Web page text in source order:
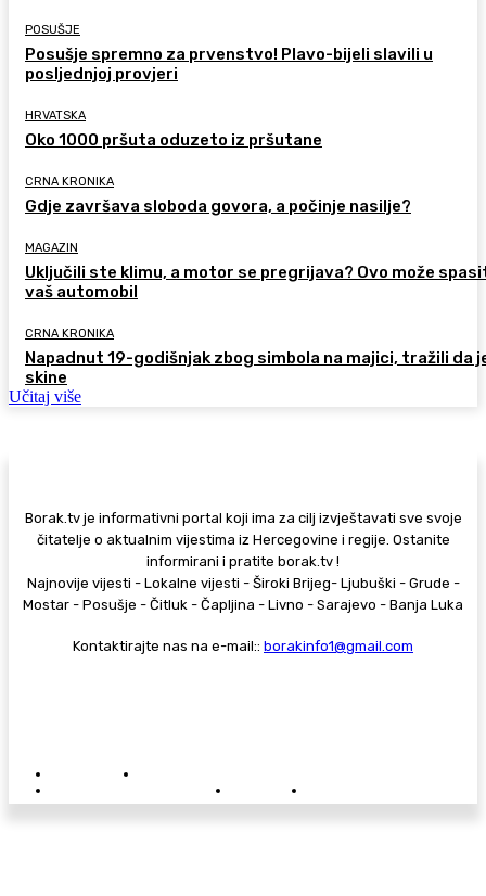
POSUŠJE
Posušje spremno za prvenstvo! Plavo-bijeli slavili u
posljednjoj provjeri
HRVATSKA
Oko 1000 pršuta oduzeto iz pršutane
CRNA KRONIKA
Gdje završava sloboda govora, a počinje nasilje?
MAGAZIN
Uključili ste klimu, a motor se pregrijava? Ovo može
vaš automobil
CRNA KRONIKA
Napadnut 19-godišnjak zbog simbola na majici, tražili da
skine
Učitaj više
Borak.tv je informativni portal koji ima za cilj izvještavati sve svoje
čitatelje o aktualnim vijestima iz Hercegovine i regije. Ostanite
informirani i pratite borak.tv !
Najnovije vijesti - Lokalne vijesti - Široki Brijeg- Ljubuški - Grude -
Mostar - Posušje - Čitluk - Čapljina - Livno - Sarajevo - Banja Luka
Kontaktirajte nas na e-mail:: borakinfo1@gmail.com